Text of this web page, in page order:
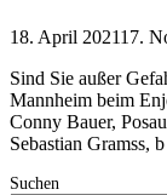
18. April 202117.
Sind Sie außer
Mannheim beim
Conny Bauer,
Sebastian Gramss,
Suchen